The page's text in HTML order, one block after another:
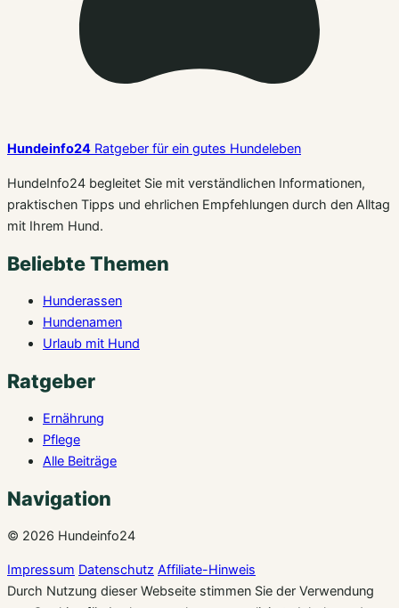
Hundeinfo24 Ratgeber für ein gutes Hundeleben
HundeInfo24 begleitet Sie mit verständlichen Informationen,
praktischen Tipps und ehrlichen Empfehlungen durch den Alltag
mit Ihrem Hund.
Beliebte Themen
Hunderassen
Hundenamen
Urlaub mit Hund
Ratgeber
Ernährung
Pflege
Alle Beiträge
Navigation
© 2026 Hundeinfo24
Impressum Datenschutz Affiliate-Hinweis
Durch Nutzung dieser Webseite stimmen Sie der Verwendung